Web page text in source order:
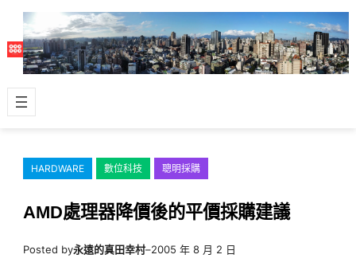
主
容
HARDWARE 數位科技 聰明採購
AMD處理器降價後的平價採購建議
Posted by永遠的真田幸村–2005 年 8 月 2 日